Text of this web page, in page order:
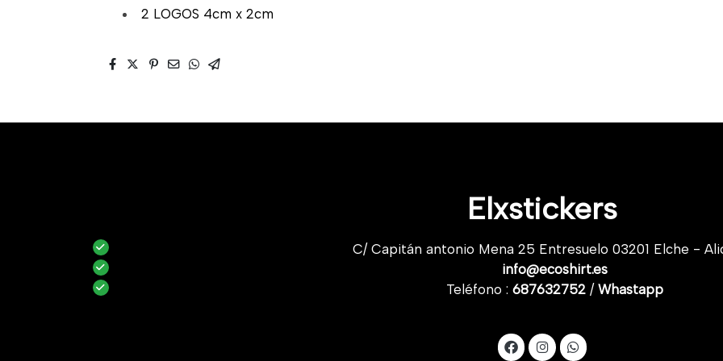
2 LOGOS 4cm x 2cm
Elxstickers
C/ Capitán antonio Mena 25 Entresuelo 03201 Elche -
info@ecoshirt.es
Teléfono : 687632752/ Whastapp